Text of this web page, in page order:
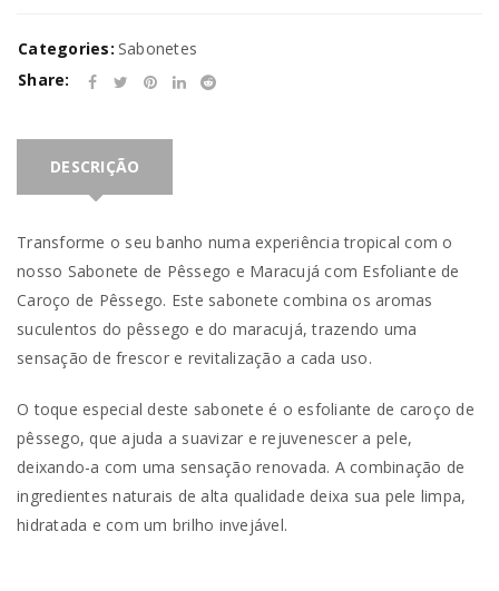
Categories: Sabonetes
Share:
DESCRIÇÃO
Transforme o seu banho numa experiência tropical com o
nosso Sabonete de Pêssego e Maracujá com Esfoliante de
Caroço de Pêssego. Este sabonete combina os aromas
suculentos do pêssego e do maracujá, trazendo uma
sensação de frescor e revitalização a cada uso.
O toque especial deste sabonete é o esfoliante de caroço de
pêssego, que ajuda a suavizar e rejuvenescer a pele,
deixando-a com uma sensação renovada. A combinação de
ingredientes naturais de alta qualidade deixa sua pele limpa,
hidratada e com um brilho invejável.